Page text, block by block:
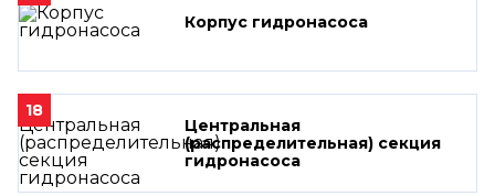
Корпус гидронасоса
18
Центральная
(распределительная) секция
гидронасоса